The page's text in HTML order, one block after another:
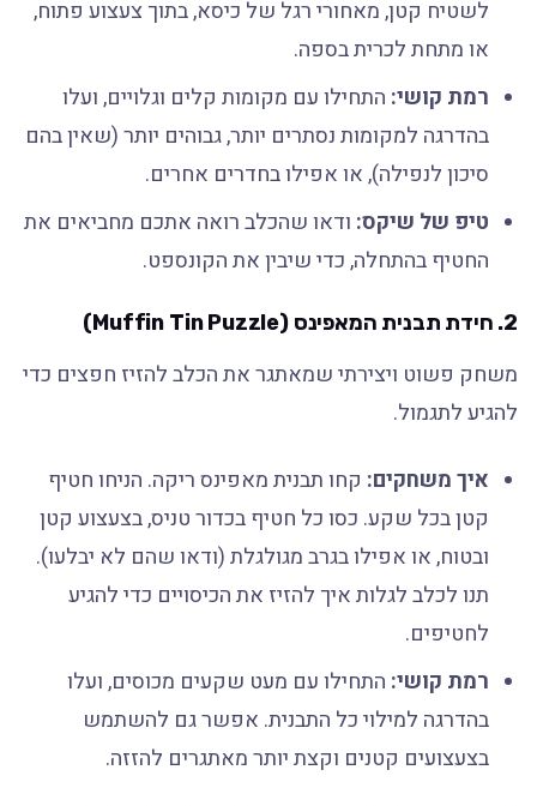
לשטיח קטן, מאחורי רגל של כיסא, בתוך צעצוע פתוח,
או מתחת לכרית בספה.
רמת קושי:התחילו עם מקומות קלים וגלויים, ועלו
בהדרגה למקומות נסתרים יותר, גבוהים יותר (שאין בהם
סיכון לנפילה), או אפילו בחדרים אחרים.
טיפ של שיקס:ודאו שהכלב רואה אתכם מחביאים את
החטיף בהתחלה, כדי שיבין את הקונספט.
2. חידת תבנית המאפינס (Muffin Tin Puzzle)
משחק פשוט ויצירתי שמאתגר את הכלב להזיז חפצים כדי
להגיע לתגמול.
איך משחקים:קחו תבנית מאפינס ריקה. הניחו חטיף
קטן בכל שקע. כסו כל חטיף בכדור טניס, בצעצוע קטן
ובטוח, או אפילו בגרב מגולגלת (ודאו שהם לא יבלעו).
תנו לכלב לגלות איך להזיז את הכיסויים כדי להגיע
לחטיפים.
רמת קושי:התחילו עם מעט שקעים מכוסים, ועלו
בהדרגה למילוי כל התבנית. אפשר גם להשתמש
בצעצועים קטנים וקצת יותר מאתגרים להזזה.